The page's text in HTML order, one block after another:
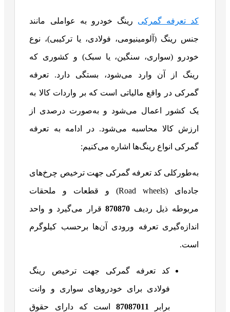
کد تعرفه گمرکی رینگ خودرو به عواملی مانند
جنس رینگ (آلومینیومی، فولادی، یا ترکیبی)، نوع
خودرو (سواری، سنگین، یا سبک) و کشوری که
رینگ از آن وارد می‌شود، بستگی دارد. تعرفه
گمرکی در واقع مالیاتی است که بر واردات کالا به
یک کشور اعمال می‌شود و به‌صورت درصدی از
ارزش کالا محاسبه می‌شود. در ادامه به تعرفه
گمرکی انواع رینگ‌ها اشاره می‌کنیم:
به‌طورکلی کد تعرفه گمرکی جهت ترخیص چرخ‌های
جاده‌ای (Road wheels) و قطعات و ملحقات
مربوطه ذیل ردیف 870870قرار می‌گیرد و واحد
اندازه‌گیری تعرفه ورودی آن‌ها برحسب کیلوگرم
است.
کد تعرفه گمرکی جهت ترخیص رینگ
فولادی برای خودروهای سواری و وانت
برابر 87087011 است که دارای حقوق